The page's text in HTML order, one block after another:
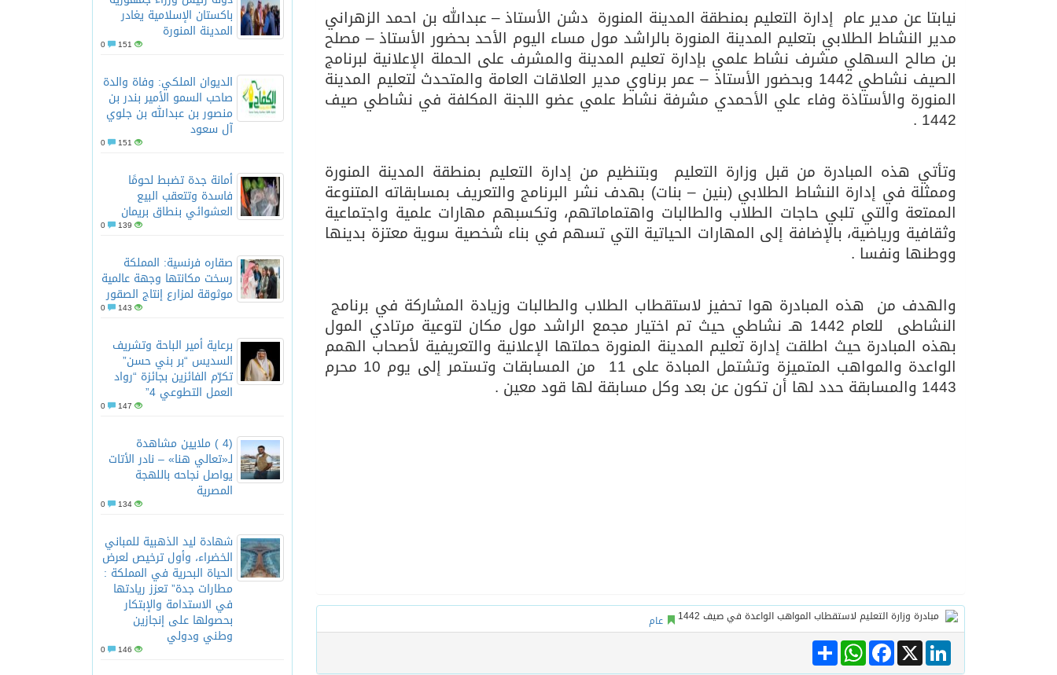
06/08/2026مركز الملك سلمان للإغاثة يضع حجر الأساس لمشروع بناء وإعادة تأهيل 13 مدرسة في محافظتي لحج والضالع
باكستان الإسلامية يغادر
المدينة المنورة
151
الديوان الملكي: وفاة والدة
صاحب السمو الأمير بندر بن
منصور بن عبدالله بن جلوي
آل سعود
151
أمانة جدة تضبط لحومًا
فاسدة وتتعقب البيع
العشوائي بنطاق بريمان
139
صقاره فرنسية: المملكة
رسخت مكانتها وجهة عالمية
موثوقة لمزارع إنتاج الصقور
143
برعاية أمير الباحة وتشريف
السديس “بر بني حسن”
تكرّم الفائزين بجائزة “رواد
العمل التطوعي 4”
147
(4 ) ملايين مشاهدة
لـ«تعالي هنا» – نادر الأتات
يواصل نجاحه باللهجة
المصرية
134
شهادة ليد الذهبية للمباني
الخضراء، وأول ترخيص لعرض
الحياة البحرية في المملكة :
مطارات جدة” تعزز ريادتها
في الاستدامة والإبتكار
بحصولها على إنجازين
وطني ودولي
146
نيابتا عن مدير عام إدارة التعليم بمنطقة المدينة المنورة دشن الأستاذ – عبدالله بن احمد الزهراني
مدير النشاط الطلابي بتعليم المدينة المنورة بالراشد مول مساء اليوم الأحد بحضور الأستاذ – مصلح
بن صالح السهلي مشرف نشاط علمي بإدارة تعليم المدينة والمشرف على الحملة الإعلانية لبرنامج
الصيف نشاطي 1442 وبحضور الأستاذ – عمر برناوي مدير العلاقات العامة والمتحدث لتعليم المدينة
المنورة والأستاذة وفاء علي الأحمدي مشرفة نشاط علمي عضو اللجنة المكلفة في نشاطي صيف
1442 .
وتأتي هذه المبادرة من قبل وزارة التعليم وبتنظيم من إدارة التعليم بمنطقة المدينة المنورة
وممثلة في إدارة النشاط الطلابي (بنين – بنات) بهدف نشر البرنامج والتعريف بمسابقاته المتنوعة
الممتعة والتي تلبي حاجات الطلاب والطالبات واهتماماتهم، وتكسبهم مهارات علمية واجتماعية
وثقافية ورياضية، بالإضافة إلى المهارات الحياتية التي تسهم في بناء شخصية سوية معتزة بدينها
ووطنها ونفسا .
والهدف من هذه المبادرة هوا تحفيز لاستقطاب الطلاب والطالبات وزيادة المشاركة في برنامج
النشاطى للعام 1442 هـ نشاطي حيث تم اختيار مجمع الراشد مول مكان لتوعية مرتادي المول
بهذه المبادرة حيث اطلقت إدارة تعليم المدينة المنورة حملتها الإعلانية والتعريفية لأصحاب الهمم
الواعدة والمواهب المتميزة وتشتمل المبادة على 11 من المسابقات وتستمر إلى يوم 10 محرم
1443 والمسابقة حدد لها أن تكون عن بعد وكل مسابقة لها قود معين .
عام
Share
WhatsAppFacebook X
LinkedIn